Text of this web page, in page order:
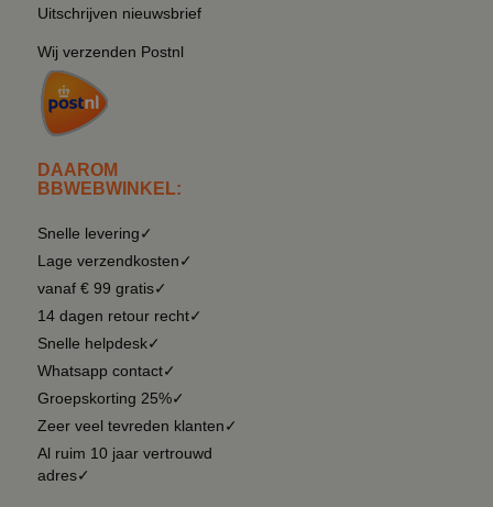
Uitschrijven nieuwsbrief
Wij verzenden Postnl
DAAROM
BBWEBWINKEL:
Snelle levering✓
Lage verzendkosten✓
vanaf € 99 gratis✓
14 dagen retour recht✓
Snelle helpdesk✓
Whatsapp contact✓
Groepskorting 25%✓
Zeer veel tevreden klanten✓
Al ruim 10 jaar vertrouwd
adres✓